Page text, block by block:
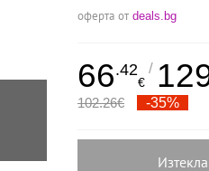
оферта от deals.bg
66.42
€
/
102.26€ -35%